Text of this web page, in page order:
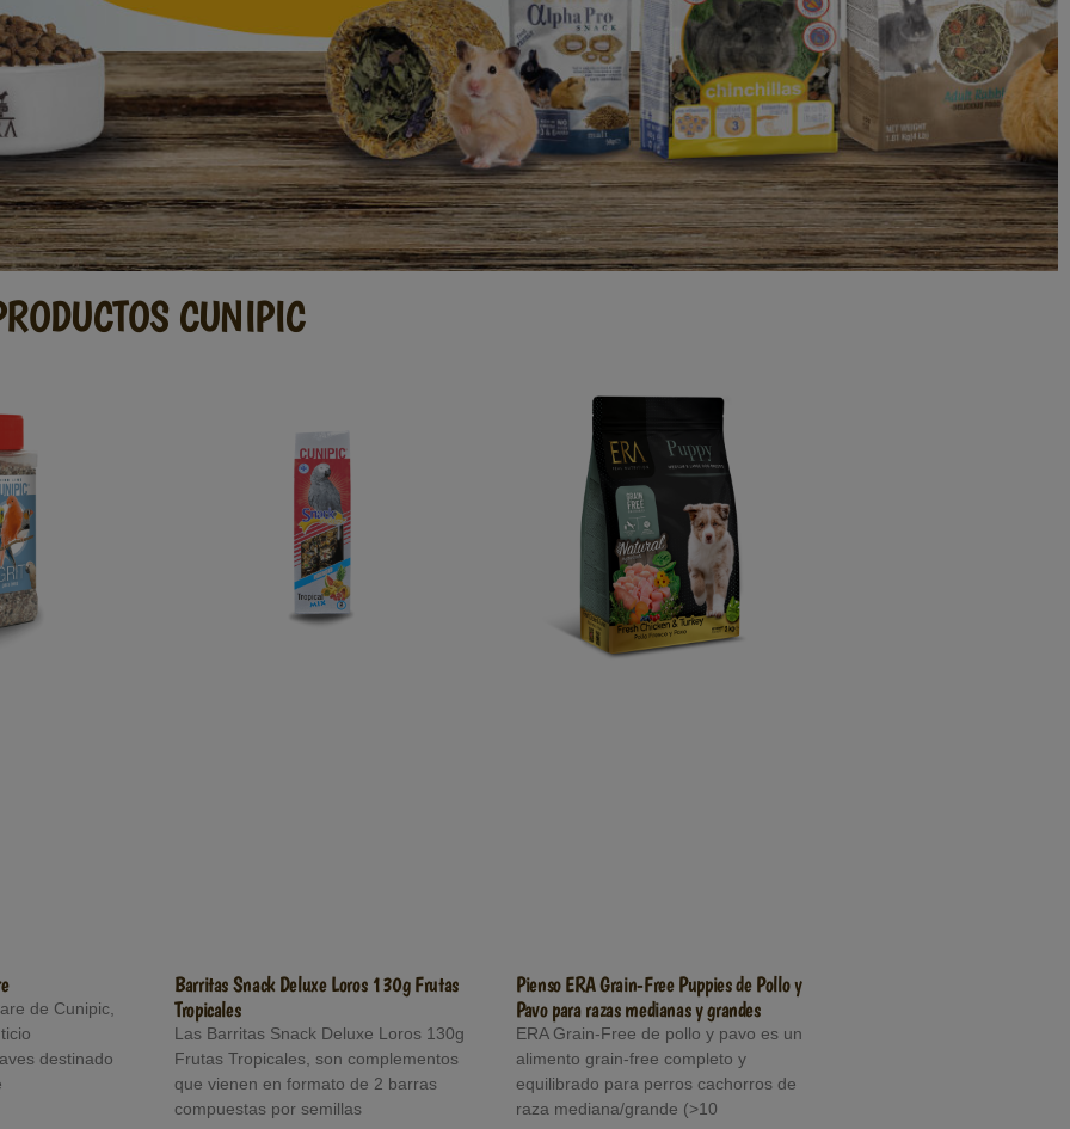
CUNIPIC
de Cunipic,
destinado
Barritas Snack Deluxe Loros 130g Frutas
Tropicales
Las Barritas Snack Deluxe Loros 130g
Frutas Tropicales, son complementos
que vienen en formato de 2 barras
compuestas por semillas
Pienso ERA Grain-Free Puppies de Pollo y
Pavo para razas medianas y grandes
ERA Grain-Free de pollo y pavo es un
alimento grain-free completo y
equilibrado para perros cachorros de
raza mediana/grande (>10